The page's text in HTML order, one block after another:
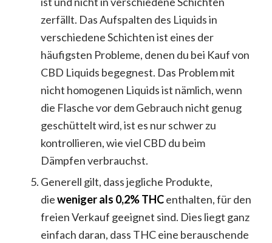
zerfällt. Das Aufspalten des Liquids in
verschiedene Schichten ist eines der
häufigsten Probleme, denen du bei Kauf von
CBD Liquids begegnest. Das Problem mit
nicht homogenen Liquids ist nämlich, wenn
die Flasche vor dem Gebrauch nicht genug
geschüttelt wird, ist es nur schwer zu
kontrollieren, wie viel CBD du beim
Dämpfen verbrauchst.
Generell gilt, dass jegliche Produkte,
dieweniger als 0,2% THC enthalten, für den
freien Verkauf geeignet sind. Dies liegt ganz
einfach daran, dass THC eine berauschende